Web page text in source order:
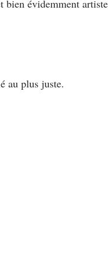
bien évidemment
au plus juste.